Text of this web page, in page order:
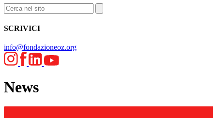
SCRIVICI
info@fondazioneoz.org
News